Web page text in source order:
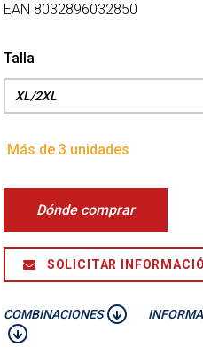
EAN 8032896032850
Talla
Más de 3 unidades
Dónde comprar
SOLICITAR
COMBINACIONES